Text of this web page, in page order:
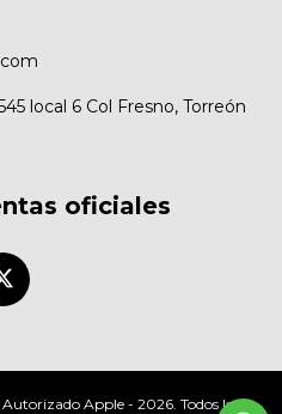
local 6 Col Fresno, Torreón
oficiales
Apple - 2026. Todos los